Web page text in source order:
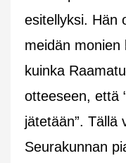
esitellyksi. Hän
meidän monien
kuinka
otteeseen, että
jätetään”. Tällä
Seurakunnan